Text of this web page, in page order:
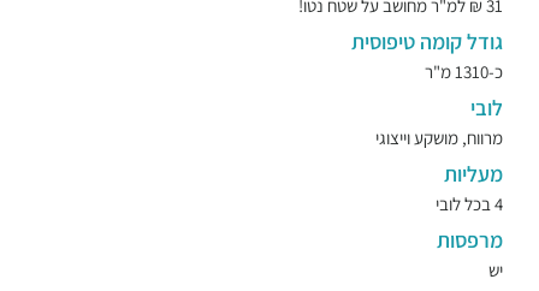
31 ₪ למ"ר מחושב על שטח נטו!
גודל קומה טיפוסית
כ-1310 מ"ר
לובי
מרווח, מושקע וייצוגי
מעליות
4 בכל לובי
מרפסות
יש